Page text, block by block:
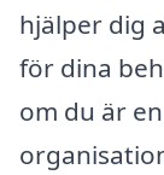
hjälper dig
för dina
om du är